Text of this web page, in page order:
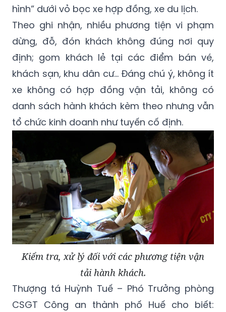
hình” dưới vỏ bọc xe hợp đồng, xe du lịch.
Theo ghi nhận, nhiều phương tiện vi phạm
dừng, đỗ, đón khách không đúng nơi quy
định; gom khách lẻ tại các điểm bán vé,
khách sạn, khu dân cư… Đáng chú ý, không ít
xe không có hợp đồng vận tải, không có
danh sách hành khách kèm theo nhưng vẫn
tổ chức kinh doanh như tuyến cố định.
Kiểm tra, xử lý đối với các phương tiện vận
tải hành khách.
Thượng tá Huỳnh Tuế – Phó Trưởng phòng
CSGT Công an thành phố Huế cho biết: